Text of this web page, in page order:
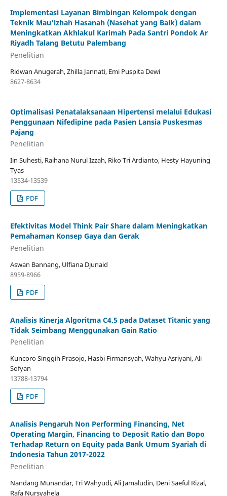
Implementasi Layanan Bimbingan Kelompok dengan
Teknik Mau'izhah Hasanah (Nasehat yang Baik) dalam
Meningkatkan Akhlakul Karimah Pada Santri Pondok Ar
Riyadh Talang Betutu Palembang
Penelitian
Ridwan Anugerah, Zhilla Jannati, Emi Puspita Dewi
8627-8634
Optimalisasi Penatalaksanaan Hipertensi melalui Edukasi
Penggunaan Nifedipine pada Pasien Lansia Puskesmas
Pajang
Penelitian
Iin Suhesti, Raihana Nurul Izzah, Riko Tri Ardianto, Hesty Hayuning
Tyas
13534-13539
PDF
Efektivitas Model Think Pair Share dalam Meningkatkan
Pemahaman Konsep Gaya dan Gerak
Penelitian
Aswan Bannang, Ulfiana Djunaid
8959-8966
PDF
Analisis Kinerja Algoritma C4.5 pada Dataset Titanic yang
Tidak Seimbang Menggunakan Gain Ratio
Penelitian
Kuncoro Singgih Prasojo, Hasbi Firmansyah, Wahyu Asriyani, Ali
Sofyan
13788-13794
PDF
Analisis Pengaruh Non Performing Financing, Net
Operating Margin, Financing to Deposit Ratio dan Bopo
Terhadap Return on Equity pada Bank Umum Syariah di
Indonesia Tahun 2017-2022
Penelitian
Nandang Munandar, Tri Wahyudi, Ali Jamaludin, Deni Saeful Rizal,
Rafa Nursyahela